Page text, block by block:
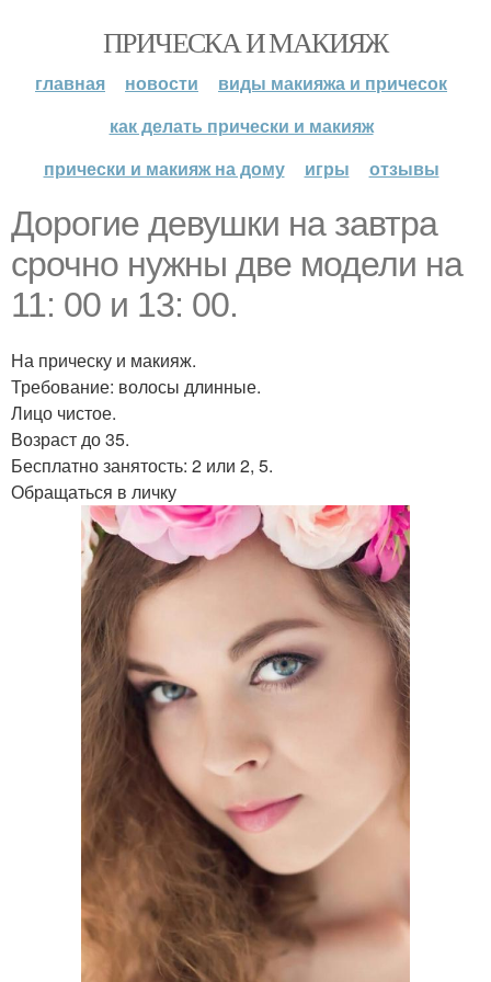
ПРИЧЕСКА И МАКИЯЖ
главная новости
виды макияжа и причесок
как делать прически и макияж
прически и макияж на дому
игры отзывы
Дорогие девушки на завтра
срочно нужны две модели на
11: 00 и 13: 00.
На прическу и макияж.
Требование: волосы длинные.
Лицо чистое.
Возраст до 35.
Бесплатно занятость: 2 или 2, 5.
Обращаться в личку